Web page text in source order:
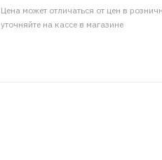
Цена может отличаться от цен в
уточняйте на кассе в магазине